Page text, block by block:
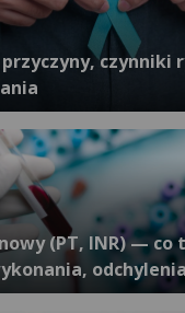
czynniki
(PT, INR) — co